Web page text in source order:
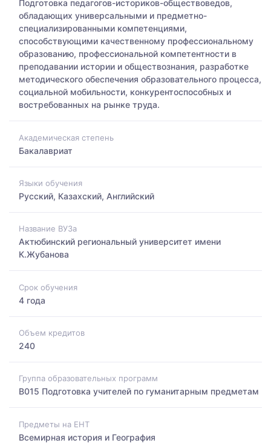
Подготовка педагогов-историков-обществоведов,
обладающих универсальными и предметно-
специализированными компетенциями,
способствующими качественному профессиональному
образованию, профессиональной компетентности в
преподавании истории и обществознания, разработке
методического обеспечения образовательного процесса,
социальной мобильности, конкурентоспособных и
востребованных на рынке труда.
Академическая степень
Бакалавриат
Языки обучения
Русский, Казахский, Английский
Название ВУЗа
Актюбинский региональный университет имени
К.Жубанова
Срок обучения
4 года
Объем кредитов
240
Группа образовательных программ
B015 Подготовка учителей по гуманитарным предметам
Предметы на ЕНТ
Всемирная история и География